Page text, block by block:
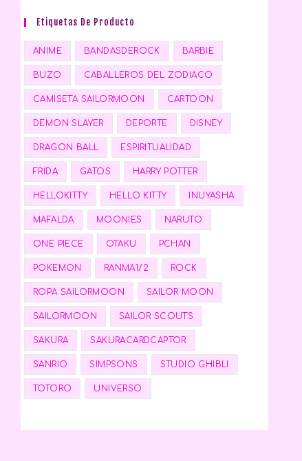
Etiquetas De Producto
ANIME BANDASDEROCK BARBIE
BUZO CABALLEROS DEL ZODIACO
CAMISETA SAILORMOON CARTOON
DEMON SLAYER DEPORTE DISNEY
DRAGON BALL ESPIRITUALIDAD
FRIDA GATOS HARRY POTTER
HELLOKITTY HELLO KITTY INUYASHA
MAFALDA MOONIES NARUTO
ONE PIECE OTAKU PCHAN
POKEMON RANMA1/2 ROCK
ROPA SAILORMOON SAILOR MOON
SAILORMOON SAILOR SCOUTS
SAKURA SAKURACARDCAPTOR
SANRIO SIMPSONS STUDIO GHIBLI
TOTORO UNIVERSO